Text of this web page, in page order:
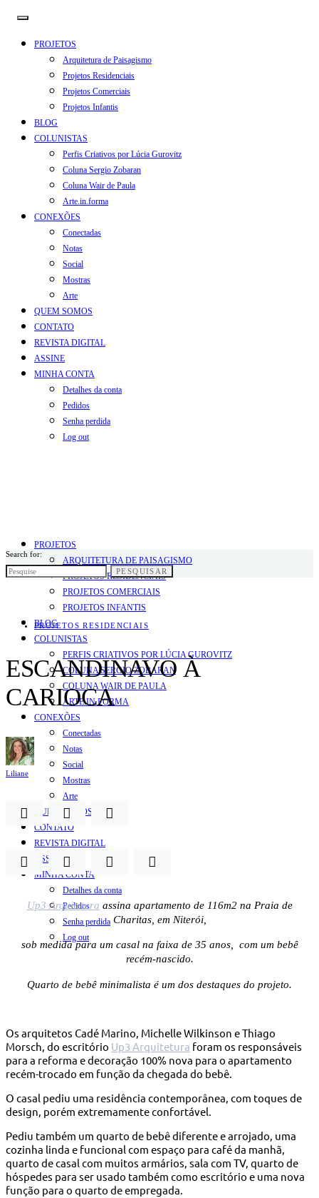
PROJETOS
Arquitetura de Paisagismo
Projetos Residenciais
Projetos Comerciais
Projetos Infantis
BLOG
COLUNISTAS
Perfis Criativos por Lúcia Gurovitz
Coluna Sergio Zobaran
Coluna Wair de Paula
Arte.in.forma
CONEXÕES
Conectadas
Notas
Social
Mostras
Arte
QUEM SOMOS
CONTATO
REVISTA DIGITAL
ASSINE
MINHA CONTA
Detalhes da conta
Pedidos
Senha perdida
Log out
PROJETOS
ARQUITETURA DE PAISAGISMO
PROJETOS RESIDENCIAIS
PROJETOS COMERCIAIS
PROJETOS INFANTIS
BLOG
COLUNISTAS
PERFIS CRIATIVOS POR LÚCIA GUROVITZ
COLUNA SERGIO ZOBARAN
COLUNA WAIR DE PAULA
ARTE.IN.FORMA
CONEXÕES
Conectadas
Notas
Social
Mostras
Arte
QUEM SOMOS
CONTATO
REVISTA DIGITAL
ASSINE
MINHA CONTA
Detalhes da conta
Pedidos
Senha perdida
Log out
Search for:
PESQUISAR
PROJETOS RESIDENCIAIS
ESCANDINAVO À
CARIOCA
Liliane
Up3 Arquitetura assina apartamento de 116m2 na Praia de
Charitas, em Niterói,
sob medida para um casal na faixa de 35 anos, com um bebê
recém-nascido.
Quarto de bebê minimalista é um dos destaques do projeto.
Os arquitetos Cadé Marino, Michelle Wilkinson e Thiago
Morsch, do escritório Up3 Arquitetura foram os responsáveis
para a reforma e decoração 100% nova para o apartamento
recém-trocado em função da chegada do bebê.
O casal pediu uma residência contemporânea, com toques de
design, porém extremamente confortável.
Pediu também um quarto de bebê diferente e arrojado, uma
cozinha linda e funcional com espaço para café da manhã,
quarto de casal com muitos armários, sala com TV, quarto de
hóspedes para ser usado também como escritório e uma nova
função para o quarto de empregada.